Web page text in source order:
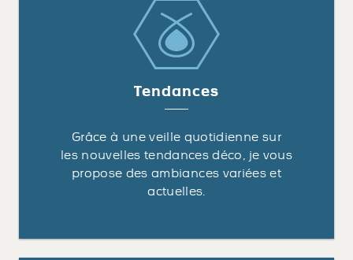
Tendances
Grâce à une veille quotidienne sur
les nouvelles tendances déco, je vous
propose des ambiances variées et
actuelles.